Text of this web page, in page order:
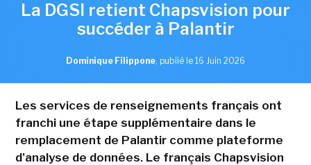
La DGSI retient Chapsvision pour
succéder à Palantir
Dominique Filippone, publié le 16 Juin 2026
Les services de renseignements français ont
franchi une étape supplémentaire dans le
remplacement de Palantir comme plateforme
d'analyse de données. Le français Chapsvision